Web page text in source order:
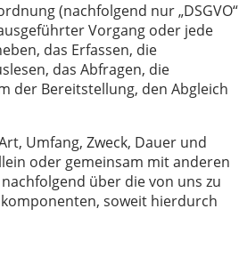
(nachfolgend nur „DSGVO“
Vorgang oder jede
das Erfassen, die
das Abfragen, die
der Bereitstellung, den Abgleich
Umfang, Zweck, Dauer und
oder gemeinsam mit anderen
über die von uns zu
soweit hierdurch